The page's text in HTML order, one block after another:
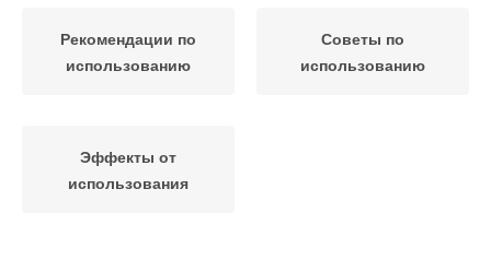
Рекомендации по
использованию
Советы по
использованию
Эффекты от
использования